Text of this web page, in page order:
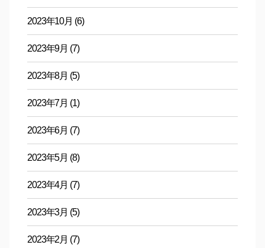
2023年10月 (6)
2023年9月 (7)
2023年8月 (5)
2023年7月 (1)
2023年6月 (7)
2023年5月 (8)
2023年4月 (7)
2023年3月 (5)
2023年2月 (7)